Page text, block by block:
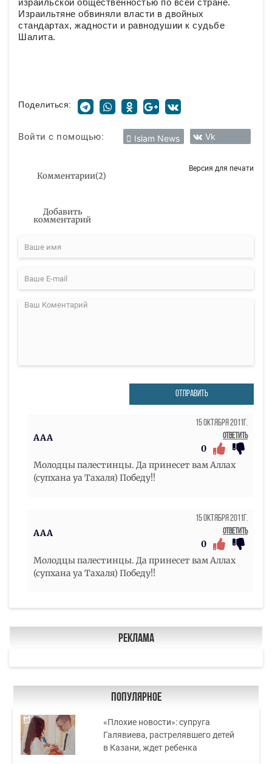
израильской общественностью по всей стране.
Израильтяне обвиняли власти в двойных
стандартах, жадности и равнодушии к судьбе
Шалита.
Поделиться:
Войти с помощью: Islam News Vk
Комментарии(2)
Версия для печати
Добавить
комментарий
ОТПРАВИТЬ
AAA
15 Октября 2011г.
Ответить
0
Молодцы палестинцы. Да принесет вам Аллах
(супхана уа Тахаля) Победу!!
AAA
15 Октября 2011г.
Ответить
0
Молодцы палестинцы. Да принесет вам Аллах
(супхана уа Тахаля) Победу!!
Реклама
Популярное
«Плохие новости»: супруга
Галявиева, растрелявшего детей
в Казани, ждет ребенка